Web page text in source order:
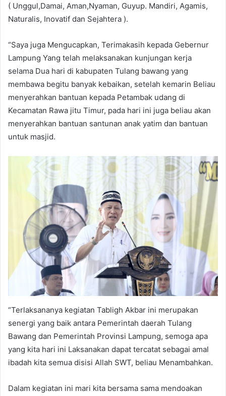
( Unggul,Damai, Aman,Nyaman, Guyup. Mandiri, Agamis,
Naturalis, Inovatif dan Sejahtera ).
“Saya juga Mengucapkan, Terimakasih kepada Gebernur
Lampung Yang telah melaksanakan kunjungan kerja
selama Dua hari di kabupaten Tulang bawang yang
membawa begitu banyak kebaikan, setelah kemarin Beliau
menyerahkan bantuan kepada Petambak udang di
Kecamatan Rawa jitu Timur, pada hari ini juga beliau akan
menyerahkan bantuan santunan anak yatim dan bantuan
untuk masjid.
“Terlaksananya kegiatan Tabligh Akbar ini merupakan
senergi yang baik antara Pemerintah daerah Tulang
Bawang dan Pemerintah Provinsi Lampung, semoga apa
yang kita hari ini Laksanakan dapat tercatat sebagai amal
ibadah kita semua disisi Allah SWT, beliau Menambahkan.
Dalam kegiatan ini mari kita bersama sama mendoakan